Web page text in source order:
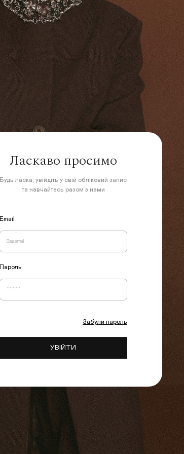
Ласкаво просимо
Будь ласка, увійдіть у свій обліковий запис
та навчайтесь разом з нами
Email
Пароль
Забули пароль
УВІЙТИ